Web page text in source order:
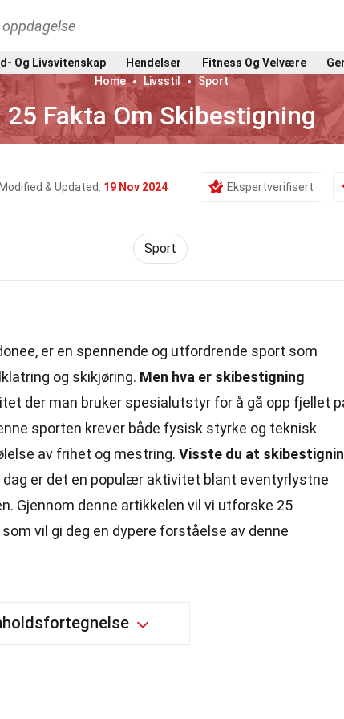
Og Livsvitenskap Hendelser Fitness Og Velvære
Home
Livsstil Sport
25 Fakta Om Skibestigning
Modified & Updated: 19 Nov 2024 Ekspertverifisert
Sport
er en spennende og utfordrende sport som
og skikjøring. Men hva er skibestigning
der man bruker spesialutstyr for å gå opp fjellet
sporten krever både fysisk styrke og teknisk
av frihet og mestring. Visste du at
dag er det en populær aktivitet blant eventyrlystne
Gjennom denne artikkelen vil vi utforske 25
vil gi deg en dypere forståelse av denne